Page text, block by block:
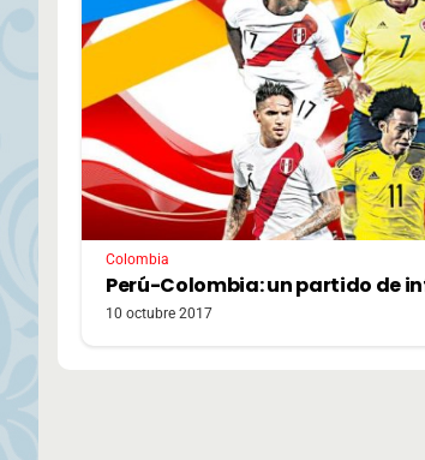
Colombia
Perú-Colombia: un partido de
10 octubre 2017